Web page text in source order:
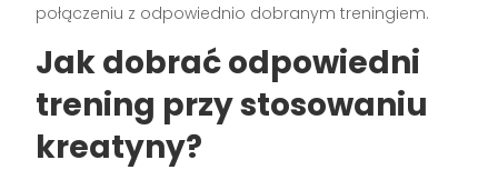
połączeniu z odpowiednio dobranym treningiem.
Jak dobrać odpowiedni
trening przy stosowaniu
kreatyny?